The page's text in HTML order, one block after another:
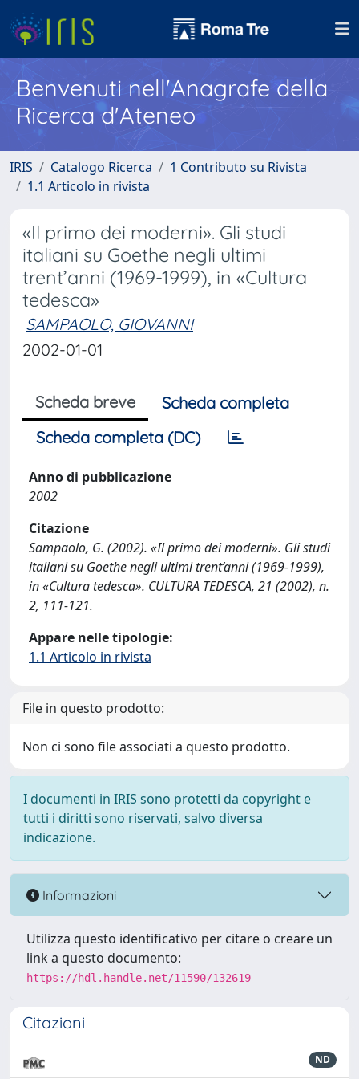
Benvenuti nell'Anagrafe della
Ricerca d'Ateneo
IRIS Catalogo Ricerca
1 Contributo su Rivista
1.1 Articolo in rivista
«Il primo dei moderni». Gli studi
italiani su Goethe negli ultimi
trent’anni (1969-1999), in «Cultura
tedesca»
SAMPAOLO, GIOVANNI
2002-01-01
Scheda breve
Scheda completa
Scheda completa (DC)
Anno di pubblicazione
2002
Citazione
Sampaolo, G. (2002). «Il primo dei moderni». Gli studi
italiani su Goethe negli ultimi trent’anni (1969-1999),
in «Cultura tedesca». CULTURA TEDESCA, 21 (2002), n.
2, 111-121.
Appare nelle tipologie:
1.1 Articolo in rivista
File in questo prodotto:
Non ci sono file associati a questo prodotto.
I documenti in IRIS sono protetti da copyright e
tutti i diritti sono riservati, salvo diversa
indicazione.
Informazioni
Utilizza questo identificativo per citare o creare un
link a questo documento:
https://hdl.handle.net/11590/132619
Citazioni
ND